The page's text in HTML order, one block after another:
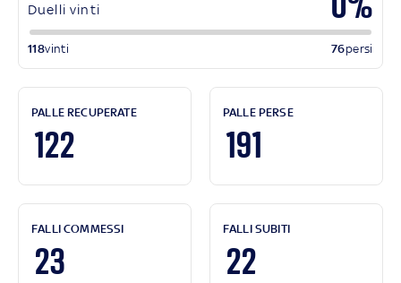
Duelli vinti
118vinti 76persi
PALLE RECUPERATE
122
PALLE PERSE
191
FALLI COMMESSI
23
FALLI SUBITI
22